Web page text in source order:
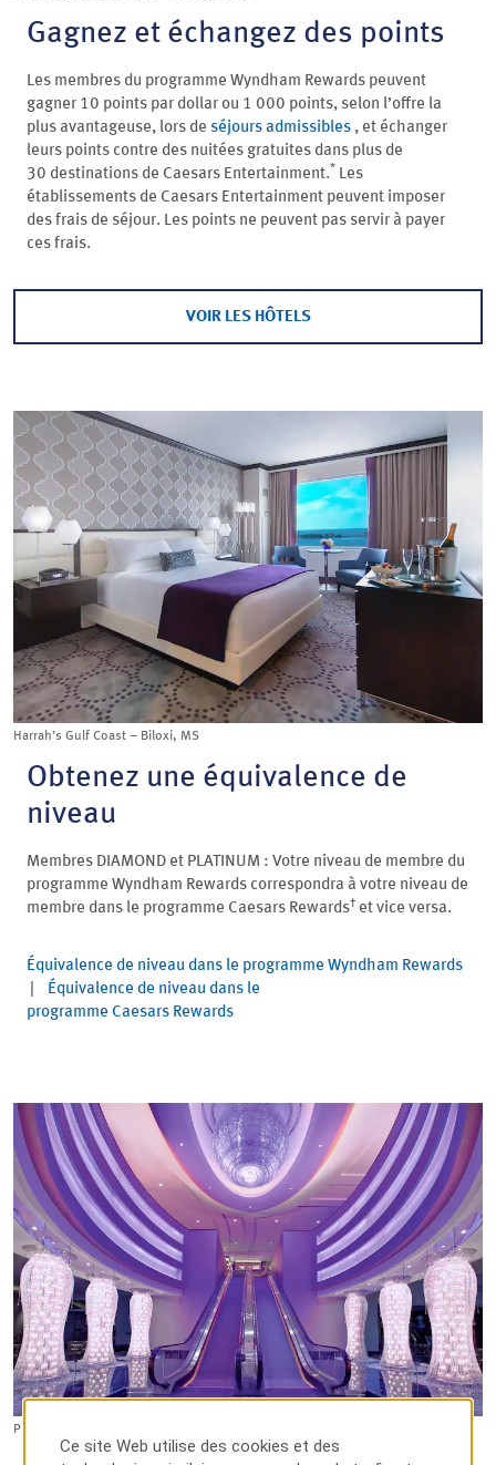
Gagnez et échangez des points
Les membres du programme Wyndham Rewards peuvent
gagner 10 points par dollar ou 1 000 points, selon l’offre la
plus avantageuse, lors de séjours admissibles , et échanger
leurs points contre des nuitées gratuites dans plus de
30 destinations de Caesars Entertainment.* Les
établissements de Caesars Entertainment peuvent imposer
des frais de séjour. Les points ne peuvent pas servir à payer
ces frais.
VOIR LES HÔTELS
Harrah’s Gulf Coast – Biloxi, MS
Obtenez une équivalence de
niveau
Membres DIAMOND et PLATINUM : Votre niveau de membre du
programme Wyndham Rewards correspondra à votre niveau de
membre dans le programme Caesars Rewards† et vice versa.
Équivalence de niveau dans le programme Wyndham Rewards
Équivalence de niveau dans le
programme Caesars Rewards
Planet Hollywood Resort and Casino – Las Vegas, NV
Ce site Web utilise des cookies et des